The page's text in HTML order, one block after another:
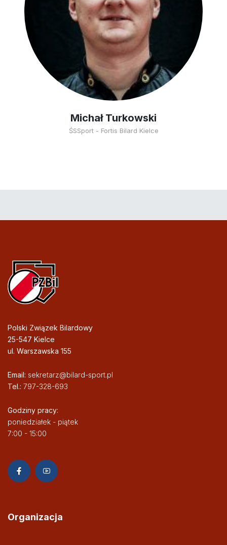
Michał Turkowski
ŚSSport - Fortis Bilard Kielce
Polski Związek Bilardowy
25-547 Kielce
ul. Warszawska 155
Email: sekretarz@bilard-sport.pl
Tel.: 797-328-693
Godziny pracy:
poniedziałek - piątek
7:00 - 15:00
Organizacja